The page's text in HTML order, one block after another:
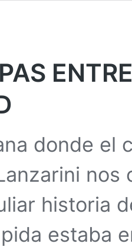
donde el
historia
estaba